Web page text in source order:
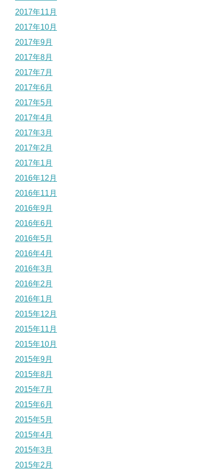
2017年11月
2017年10月
2017年9月
2017年8月
2017年7月
2017年6月
2017年5月
2017年4月
2017年3月
2017年2月
2017年1月
2016年12月
2016年11月
2016年9月
2016年6月
2016年5月
2016年4月
2016年3月
2016年2月
2016年1月
2015年12月
2015年11月
2015年10月
2015年9月
2015年8月
2015年7月
2015年6月
2015年5月
2015年4月
2015年3月
2015年2月